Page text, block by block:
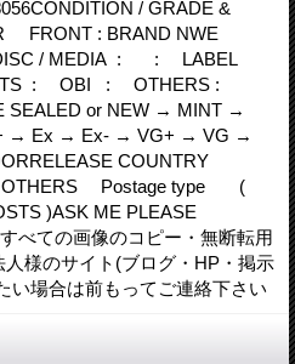
/ GRADE &
FRONT : BRAND NWE
DISC / MEDIA : : LABEL
: OBI : OTHERS :
or NEW → MINT →
→ Ex → Ex- → VG+ → VG →
COUNTRY
OTHERS Postage type (
)ASK ME PLEASE
像のコピー・無断転用
様のサイト(ブログ・HP・掲示
い場合は前もってご連絡下さい